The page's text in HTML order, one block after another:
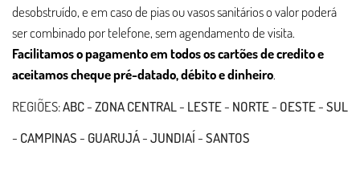
desobstruído, e em caso de pias ou vasos sanitários o valor poderá
ser combinado por telefone, sem agendamento de visita.
Facilitamos o pagamento em todos os cartões de credito e
aceitamos cheque pré-datado, débito e dinheiro.
REGIÕES:ABC-ZONA CENTRAL- LESTE- NORTE- OESTE-SUL
- CAMPINAS- GUARUJÁ-JUNDIAÍ-SANTOS